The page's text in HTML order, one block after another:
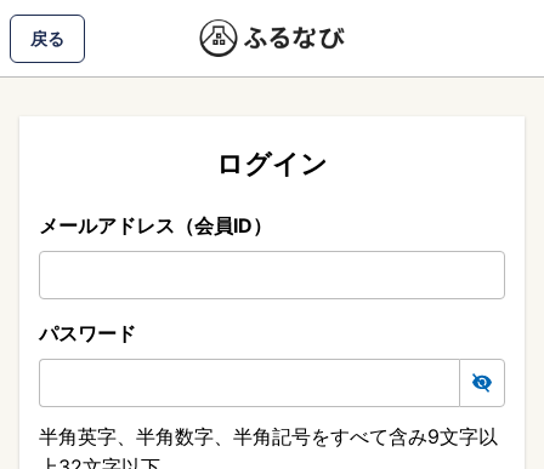
戻る
ログイン
メールアドレス（会員ID）
パスワード
半角英字、半角数字、半角記号をすべて含み9文字以